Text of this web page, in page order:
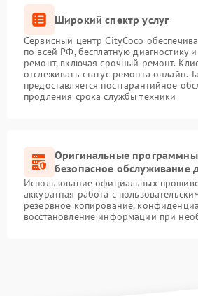
Широкий спектр услуг
Сервисный центр CityCoco
по всей РФ, бесплатную диагностику
ремонт, включая срочный ремонт.
отслеживать статус ремонта онлайн.
предоставляется постгарантийное
продления срока службы техники
Оригинальные
безопасное обслуживание
Использование официальных
аккуратная работа с
резервное копирование,
восстановление информации при